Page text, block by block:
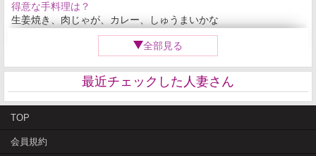
体調不良でしばらくお休みしていましたが、よう
やく復活できそうです😊
また皆さんとお話できるのを楽しみにしています
💕
得意な手料理は？
生姜焼き、肉じゃが、カレー、しゅうまいかな
うさぎ。犬が好き。12年間うさぎ飼ってました。
好きな音楽は？
90年代ソングが好きー。ZARDとかよく聞いてたな
全部見る
最近チェックした人妻さん
I
1
TOP
会員規約